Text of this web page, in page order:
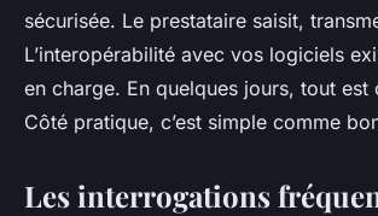
sécurisée. Le prestataire saisit,
L’interopérabilité avec vos logiciels
en charge. En quelques jours, tout est
Côté pratique, c’est simple comme
Les interrogations